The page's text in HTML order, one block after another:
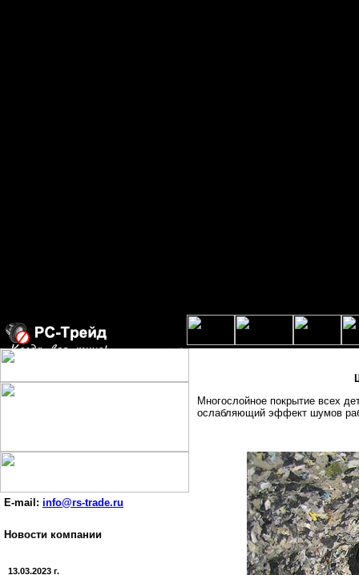
E-mail: info@rs-trade.ru
Новости компании
13.03.2023 г.
Многослойное покрытие всех
ослабляющий эффект шумов